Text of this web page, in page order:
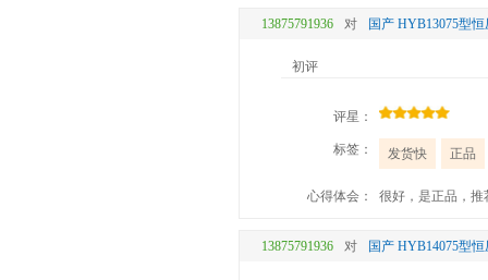
13875791936 对 国产 HYB13075型
初评
评星：
标签： 发货快 正品
心得体会： 很好，是正品，推
13875791936 对 国产 HYB14075型